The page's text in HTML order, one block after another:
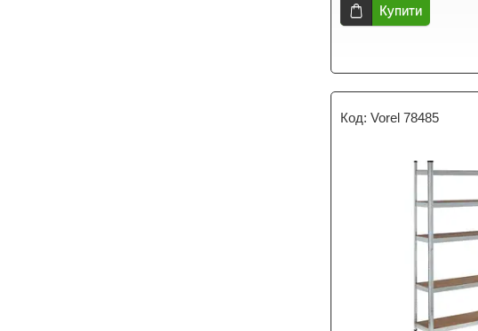
Купити
Vorel 78485